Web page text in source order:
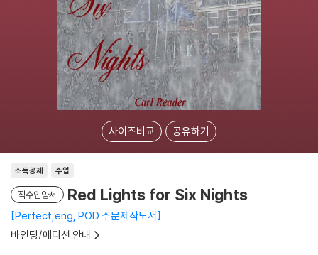
사이즈비교 공유하기
소득공제 수입
직수입양서 Red Lights for Six Nights
Perfect,eng, POD 주문제작도서
바인딩/에디션 안내